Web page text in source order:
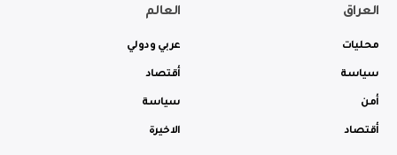
العراق
محليات
سياسة
أمن
أقتصاد
العالم
عربي ودولي
أقتصاد
سياسة
الاخيرة